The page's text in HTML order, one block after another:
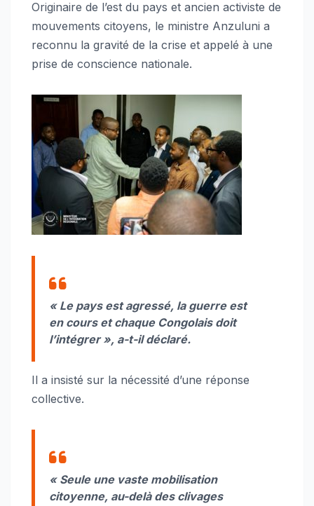
Originaire de l’est du pays et ancien activiste de
mouvements citoyens, le ministre Anzuluni a
reconnu la gravité de la crise et appelé à une
prise de conscience nationale.
« Le pays est agressé, la guerre est
en cours et chaque Congolais doit
l’intégrer », a-t-il déclaré.
Il a insisté sur la nécessité d’une réponse
collective.
« Seule une vaste mobilisation
citoyenne, au-delà des clivages